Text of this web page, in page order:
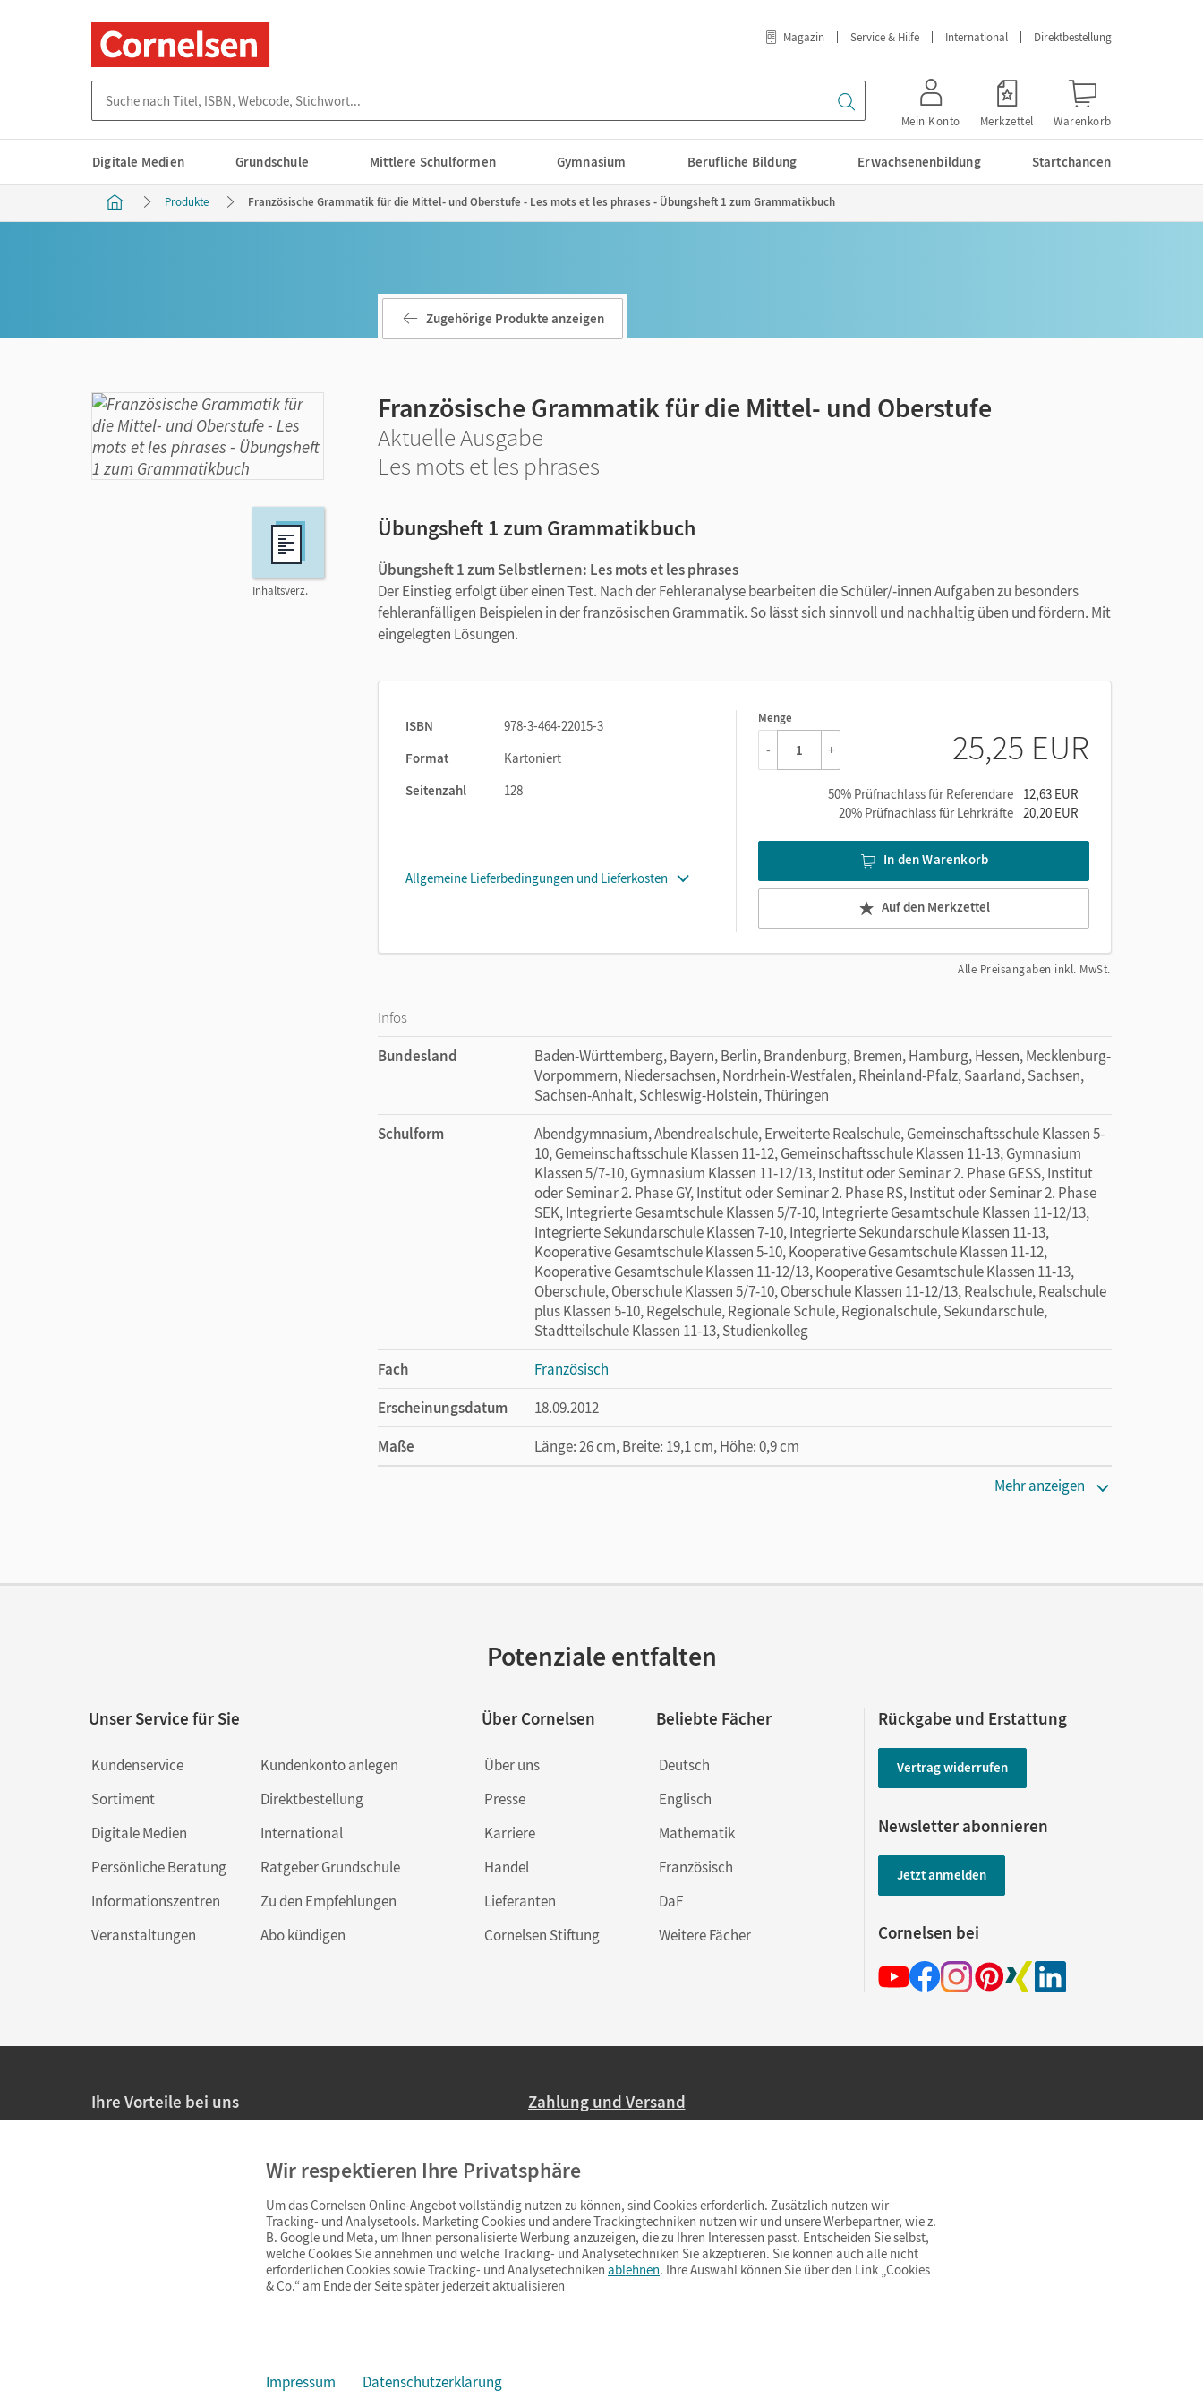
Magazin Service & Hilfe International Direktbestellung
Mein Konto Merkzettel Warenkorb
Digitale Medien Grundschule Mittlere Schulformen Gymnasium Berufliche Bildung Erwachsenenbildung Startchancen
Produkte Französische Grammatik für die Mittel- und Oberstufe - Les mots et les phrases - Übungsheft 1 zum Grammatikbuch
Inhaltsverz.
Zugehörige Produkte anzeigen
Französische Grammatik für die Mittel- und Oberstufe
Aktuelle Ausgabe
Les mots et les phrases
Übungsheft 1 zum Grammatikbuch
Übungsheft 1 zum Selbstlernen: Les mots et les phrases
Der Einstieg erfolgt über einen Test. Nach der Fehleranalyse bearbeiten die Schüler/-innen Aufgaben zu besonders
fehleranfälligen Beispielen in der französischen Grammatik. So lässt sich sinnvoll und nachhaltig üben und fördern. Mit
eingelegten Lösungen.
ISBN
978-3-464-22015-3
Format
Kartoniert
Seitenzahl
128
Allgemeine Lieferbedingungen und Lieferkosten
Menge
1
- + 25,25 EUR
50% Prüfnachlass für Referendare
12,63 EUR
20% Prüfnachlass für Lehrkräfte 20,20 EUR
In den Warenkorb
Auf den Merkzettel
Alle Preisangaben inkl. MwSt.
Infos
Bundesland
Baden-Württemberg, Bayern, Berlin, Brandenburg, Bremen, Hamburg, Hessen, Mecklenburg-
Vorpommern, Niedersachsen, Nordrhein-Westfalen, Rheinland-Pfalz, Saarland, Sachsen,
Sachsen-Anhalt, Schleswig-Holstein, Thüringen
Schulform
Abendgymnasium, Abendrealschule, Erweiterte Realschule, Gemeinschaftsschule Klassen 5-
10, Gemeinschaftsschule Klassen 11-12, Gemeinschaftsschule Klassen 11-13, Gymnasium
Klassen 5/7-10, Gymnasium Klassen 11-12/13, Institut oder Seminar 2. Phase GESS, Institut
oder Seminar 2. Phase GY, Institut oder Seminar 2. Phase RS, Institut oder Seminar 2. Phase
SEK, Integrierte Gesamtschule Klassen 5/7-10, Integrierte Gesamtschule Klassen 11-12/13,
Integrierte Sekundarschule Klassen 7-10, Integrierte Sekundarschule Klassen 11-13,
Kooperative Gesamtschule Klassen 5-10, Kooperative Gesamtschule Klassen 11-12,
Kooperative Gesamtschule Klassen 11-12/13, Kooperative Gesamtschule Klassen 11-13,
Oberschule, Oberschule Klassen 5/7-10, Oberschule Klassen 11-12/13, Realschule, Realschule
plus Klassen 5-10, Regelschule, Regionale Schule, Regionalschule, Sekundarschule,
Stadtteilschule Klassen 11-13, Studienkolleg
Fach
Französisch
Erscheinungsdatum
18.09.2012
Maße
Länge: 26 cm, Breite: 19,1 cm, Höhe: 0,9 cm
Mehr anzeigen
Potenziale entfalten
Unser Service für Sie
Kundenservice
Sortiment
Digitale Medien
Persönliche Beratung
Informationszentren
Veranstaltungen
Kundenkonto anlegen
Direktbestellung
International
Ratgeber Grundschule
Zu den Empfehlungen
Abo kündigen
Über Cornelsen
Über uns
Presse
Karriere
Handel
Lieferanten
Cornelsen Stiftung
Beliebte Fächer
Deutsch
Englisch
Mathematik
Französisch
DaF
Weitere Fächer
Rückgabe und Erstattung
Vertrag widerrufen
Newsletter abonnieren
Jetzt anmelden
Cornelsen bei
Ihre Vorteile bei uns
Persönliche Angebote für Lehrkräfte
Sicheres Einkaufen mit SSL-Verschlüsselung
Widerrufsfristvon 4 Wochen
Schnelle und einfache Retourenabwicklung
Zahlung und Versand
Ab 59,– EUR Bestellwert liefern wir versandkostenfrei innerhalb Deutschlands
(Lieferung in 3–6 Tagen).
Barrierefreiheit Cookies & Co.
Wir respektieren Ihre Privatsphäre
Um das Cornelsen Online-Angebot vollständig nutzen zu können, sind Cookies erforderlich. Zusätzlich nutzen wir
Tracking- und Analysetools. Marketing Cookies und andere Trackingtechniken nutzen wir und unsere Werbepartner, wie z.
B. Google und Meta, um Ihnen personalisierte Werbung anzuzeigen, die zu Ihren Interessen passt. Entscheiden Sie selbst,
welche Cookies Sie annehmen und welche Tracking- und Analysetechniken Sie akzeptieren. Sie können auch alle nicht
erforderlichen Cookies sowie Tracking- und Analysetechniken ablehnen. Ihre Auswahl können Sie über den Link „Cookies
& Co.“ am Ende der Seite später jederzeit aktualisieren
Impressum Datenschutzerklärung